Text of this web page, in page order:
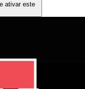
ativar este